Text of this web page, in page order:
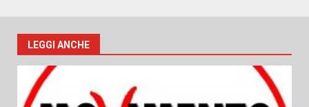
LEGGI ANCHE